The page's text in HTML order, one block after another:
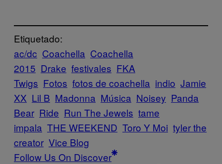
Etiquetado:
ac/dc Coachella Coachella
2015 Drake festivales FKA
Twigs Fotos fotos de coachella indio Jamie
XX Lil B Madonna Música Noisey Panda
Bear Ride Run The Jewels tame
impala THE WEEKEND Toro Y Moi tyler the
creator Vice Blog
Follow Us On Discover